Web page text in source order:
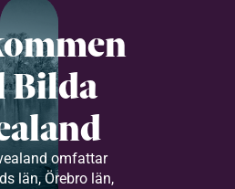
Bilda
omfattar
län, Örebro län,